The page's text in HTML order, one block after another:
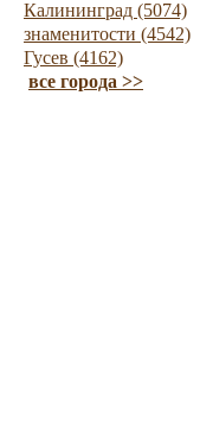
Калининград (5074)
знаменитости (4542)
Гусев (4162)
все города >>